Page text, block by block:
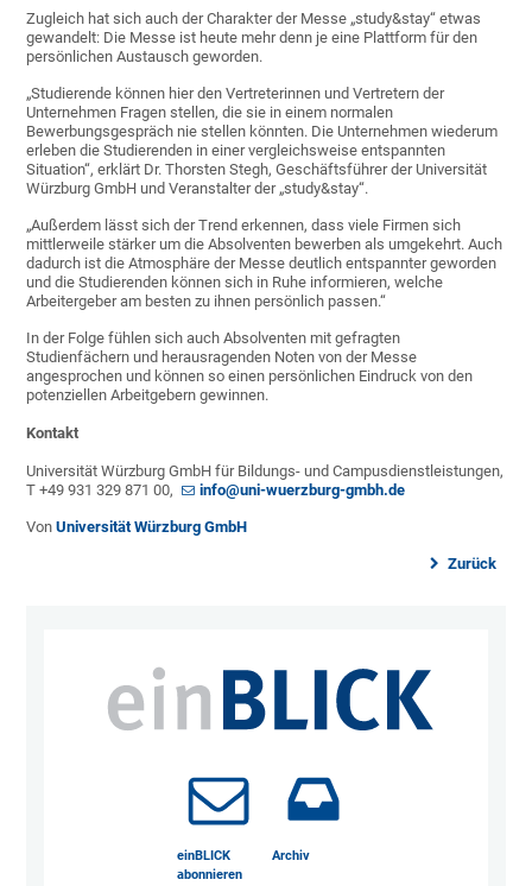
Zugleich hat sich auch der Charakter der Messe „study&stay“ etwas
gewandelt: Die Messe ist heute mehr denn je eine Plattform für den
persönlichen Austausch geworden.
„Studierende können hier den Vertreterinnen und Vertretern der
Unternehmen Fragen stellen, die sie in einem normalen
Bewerbungsgespräch nie stellen könnten. Die Unternehmen wiederum
erleben die Studierenden in einer vergleichsweise entspannten
Situation“, erklärt Dr. Thorsten Stegh, Geschäftsführer der Universität
Würzburg GmbH und Veranstalter der „study&stay“.
„Außerdem lässt sich der Trend erkennen, dass viele Firmen sich
mittlerweile stärker um die Absolventen bewerben als umgekehrt. Auch
dadurch ist die Atmosphäre der Messe deutlich entspannter geworden
und die Studierenden können sich in Ruhe informieren, welche
Arbeitergeber am besten zu ihnen persönlich passen.“
In der Folge fühlen sich auch Absolventen mit gefragten
Studienfächern und herausragenden Noten von der Messe
angesprochen und können so einen persönlichen Eindruck von den
potenziellen Arbeitgebern gewinnen.
Kontakt
Universität Würzburg GmbH für Bildungs- und Campusdienstleistungen,
T +49 931 329 871 00,
info@uni-wuerzburg-gmbh.de
VonUniversität Würzburg GmbH
Zurück
einBLICK
abonnieren
Archiv